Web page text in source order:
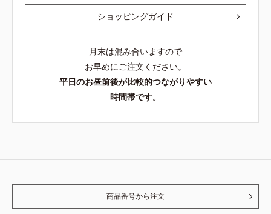
ショッピングガイド
月末は混み合いますので
お早めにご注文ください。
平日のお昼前後が比較的つながりやすい
時間帯です。
商品番号から注文